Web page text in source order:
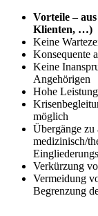
Vorteile –
Klienten, …)
Keine
Konsequente
Keine
Angehörigen
Hohe
möglich
Übergänge zu
medizinisch/
Verkürzung
Vermeidung
Begrenzung